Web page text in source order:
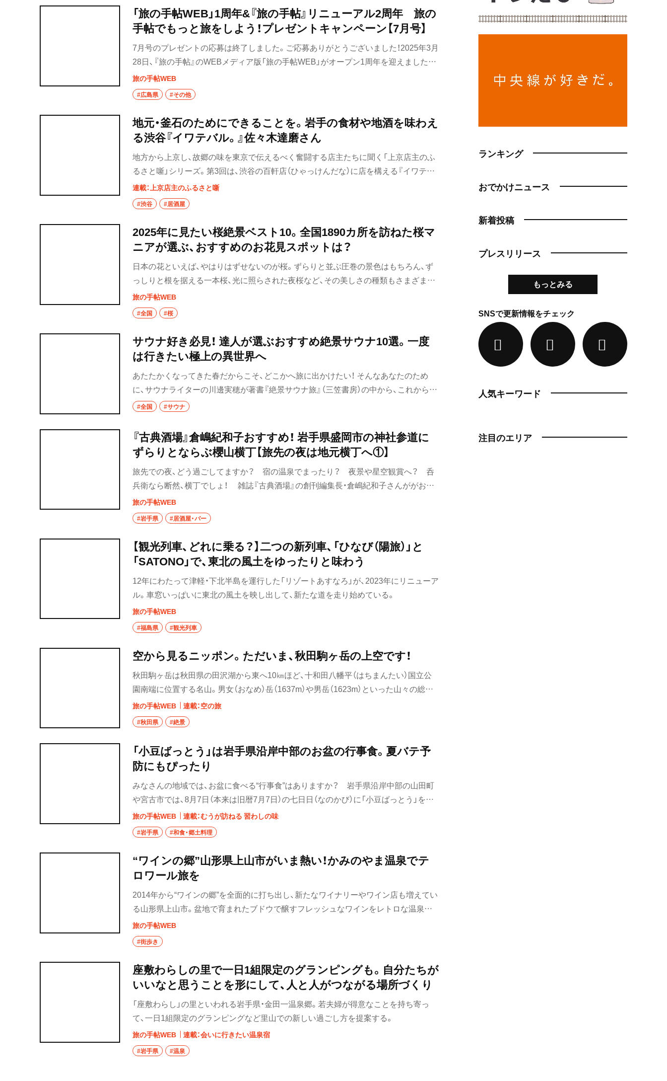
「旅の手帖WEB」1周年&『旅の手帖』リニューアル2周年 旅の
手帖でもっと旅をしよう！プレゼントキャンペーン【7月号】
7月号のプレゼントの応募は終了しました。ご応募ありがとうございました！2025年3月
28日、『旅の手帖』のWEBメディア版「旅の手帖WEB」がオープン1周年を迎えました。
これまで多くの読者のみなさまに支えていただいた感謝とささやかなお礼の気持ちを
込めて、特集エリアに行ってみたくなるプレゼントを2025年5～7月号の3号連続で用意
しています。キャンペーン最終回となる『旅の手帖』7月号は広島の特集。広島のかわい
いお土産をプレゼントします！
旅の手帖WEB
#広島県 #その他
地元・釜石のためにできることを。岩手の食材や地酒を味わえ
る渋谷『イワテバル。』佐々木達磨さん
地方から上京し、故郷の味を東京で伝えるべく奮闘する店主たちに聞く「上京店主のふ
るさと噺」シリーズ。第3回は、渋谷の百軒店（ひゃっけんだな）に店を構える『イワテバ
ル。』。岩手県釜石市出身の店主・佐々木達磨（たつま）さんが東日本大震災をきっかけ
に自分にできることを模索し作り出した、岩手県民憩いの空間だ。
連載：上京店主のふるさと噺
#渋谷 #居酒屋
2025年に見たい桜絶景ベスト10。全国1890カ所を訪ねた桜マ
ニアが選ぶ、おすすめのお花見スポットは？
日本の花といえば、やはりはずせないのが桜。ずらりと並ぶ圧巻の景色はもちろん、ず
っしりと根を据える一本桜、光に照らされた夜桜など、その美しさの種類もさまざま。
九州から北海道まで、各地の桜を追いかける桜マニア・中西一登さんに、いま見たい桜
風景を聞いてみました。さて、この春はどこにお花見に行く？
旅の手帖WEB
#全国 #桜
サウナ好き必見！ 達人が選ぶおすすめ絶景サウナ10選。一度
は行きたい極上の異世界へ
あたたかくなってきた春だからこそ、どこかへ旅に出かけたい！ そんなあなたのため
に、サウナライターの川邊実穂が著書『絶景サウナ旅』（三笠書房）の中から、これからの
季節におすすめしたいサウナ施設を厳選して、美しい写真ともにご紹介します。どの施
してみてはいかがでしょうか。
#全国 #サウナ
『古典酒場』倉嶋紀和子おすすめ！ 岩手県盛岡市の神社参道に
ずらりとならぶ櫻山横丁【旅先の夜は地元横丁へ①】
旅先での夜、どう過ごしてますか？ 宿の温泉でまったり？ 夜景や星空観賞へ？ 呑
兵衛なら断然、横丁でしょ！ 雑誌『古典酒場』の創刊編集長・倉嶋紀和子さんががおす
すめする横丁を3回に分けてご案内。今回は北の異世界、岩手県盛岡市の櫻山横丁（東大
通商店街）へ。鳥居と鳥居の間に酒場街が広がる不思議な光景と、心地いい盛岡の夜に
酔いしれよう。
旅の手帖WEB
#岩手県 #居酒屋・バー
【観光列車、どれに乗る？】二つの新列車、「ひなび（陽旅）」と
「SATONO」で、東北の風土をゆったりと味わう
12年にわたって津軽・下北半島を運行した「リゾートあすなろ」が、2023年にリニューア
ル。車窓いっぱいに東北の風土を映し出して、新たな道を走り始めている。
旅の手帖WEB
#福島県 #観光列車
空から見るニッポン。ただいま、秋田駒ヶ岳の上空です！
秋田駒ヶ岳は秋田県の田沢湖から東へ10㎞ほど、十和田八幡平（はちまんたい）国立公
園南端に位置する名山。男女（おなめ）岳（1637m）や男岳（1623m）といった山々の総称
で、1970年には女岳が噴火している。山麓には国見温泉など温泉も多い。数百種の高山
植物の宝庫として知られ、初心者でもチャレンジしやすい山として人気がある。
旅の手帖WEB 連載：空の旅
#秋田県 #絶景
「小豆ばっとう」は岩手県沿岸中部のお盆の行事食。夏バテ予
防にもぴったり
みなさんの地域では、お盆に食べる“行事食”はありますか？ 岩手県沿岸中部の山田町
や宮古市では、8月7日（本来は旧暦7月7日）の七日日（なのかび）に「小豆ばっとう」を食
べるという風習がありました。現在は七日日に食べる人は少なくなっているけれど、な
ぜか、食べたことはないのにその存在を知っている人は多いのです。イラストを拡大し
てみてください～。
旅の手帖WEB 連載：むうが訪ねる 習わしの味
#岩手県 #和食・郷土料理
“ワインの郷”山形県上山市がいま熱い！かみのやま温泉でテ
ロワール旅を
2014年から“ワインの郷”を全面的に打ち出し、新たなワイナリーやワイン店も増えてい
る山形県上山市。盆地で育まれたブドウで醸すフレッシュなワインをレトロな温泉街
で楽しむと、おいしさもひとしお！
旅の手帖WEB
#街歩き
座敷わらしの里で一日1組限定のグランピングも。自分たちが
いいなと思うことを形にして、人と人がつながる場所づくり
「座敷わらし」の里といわれる岩手県・金田一温泉郷。若夫婦が得意なことを持ち寄っ
て、一日1組限定のグランピングなど里山での新しい過ごし方を提案する。
旅の手帖WEB 連載：会いに行きたい温泉宿
#岩手県 #温泉
ランキング
おでかけニュース
新着投稿
プレスリリース
もっとみる
SNSで更新情報をチェック
人気キーワード
注目のエリア